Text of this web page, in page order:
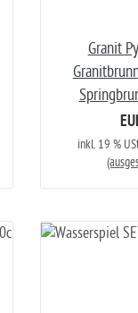
Granit
inkl. 19 %